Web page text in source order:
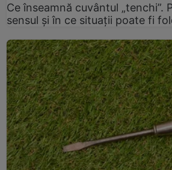
Ce înseamnă cuvântul „tenchi”.
sensul și în ce situații poate fi